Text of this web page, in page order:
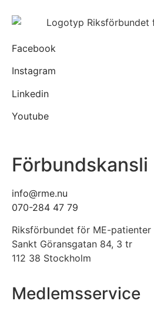
Facebook
Instagram
Linkedin
Youtube
Förbundskansli
info@rme.nu
070-284 47 79
Riksförbundet för ME-patienter
Sankt Göransgatan 84, 3 tr
112 38 Stockholm
Medlemsservice